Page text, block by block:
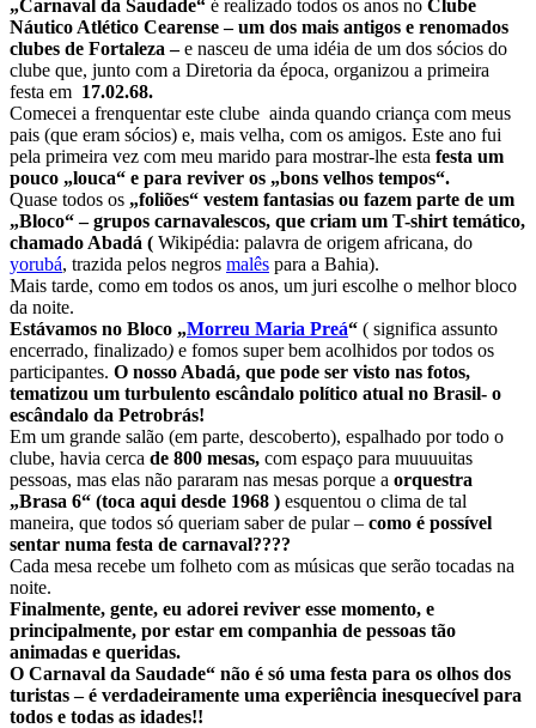
„Carnaval da Saudade“ é realizado todos os anos no Clube
Náutico Atlético Cearense– um dos mais antigos e renomados
clubes de Fortaleza –e nasceu de uma idéia de um dos sócios do
clube que, junto com a Diretoria da época, organizou a primeira
festa em 17.02.68.
Comecei a frenquentar este clube ainda quando criança com meus
pais (que eram sócios) e, mais velha, com os amigos. Este ano fui
pela primeira vez com meu marido para mostrar-lhe esta festa um
pouco „louca“ e para reviver os „bons velhos tempos“.
Quase todos os „foliões“ vestem fantasias ou fazem parte de um
„Bloco“ – grupos carnavalescos, que criam um T-shirt temático,
chamado Abadá ( Wikipédia: palavra de origem africana, do
yorubá, trazida pelos negros malês para a Bahia).
Mais tarde, como em todos os anos, um juri escolhe o melhor bloco
da noite.
Estávamos no Bloco „Morreu Maria Preá“ ( significa assunto
encerrado, finalizado) e fomos super bem acolhidos por todos os
participantes. O nosso Abadá, que pode ser visto nas fotos,
tematizou um turbulento escândalo político atual no Brasil- o
escândalo da Petrobrás!
Em um grande salão (em parte, descoberto), espalhado por todo o
clube, havia cerca de 800 mesas, com espaço para muuuuitas
pessoas, mas elas não pararam nas mesas porque a orquestra
„Brasa 6“ (toca aqui desde 1968 ) esquentou o clima de tal
maneira, que todos só queriam saber de pular – como é possível
sentar numa festa de carnaval????
Cada mesa recebe um folheto com as músicas que serão tocadas na
noite.
Finalmente, gente, eu adorei reviver esse momento, e
principalmente, por estar em companhia de pessoas tão
animadas e queridas.
O Carnaval da Saudade“ não é só uma festa para os olhos dos
turistas – é verdadeiramente uma experiência inesquecível para
todos e todas as idades!!